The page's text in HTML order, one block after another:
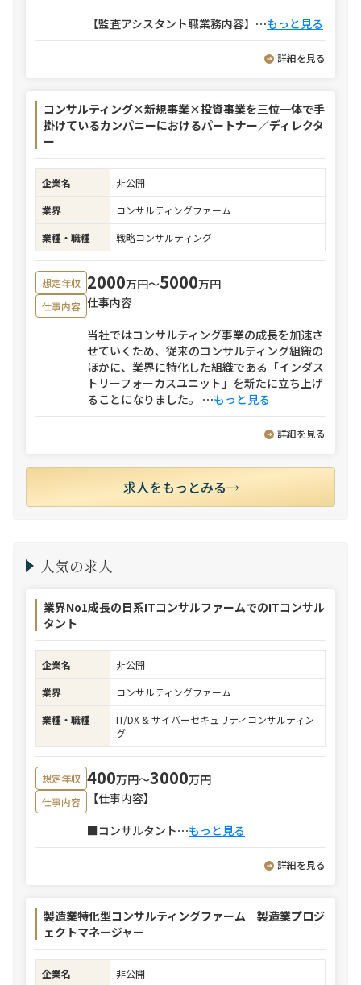
【監査アシスタント職業務内容】 ⋯もっと見る
詳細を見る
コンサルティング×新規事業×投資事業を三位一体で手
掛けているカンパニーにおけるパートナー／ディレクタ
ー
企業名
非公開
業界
コンサルティングファーム
業種・職種
戦略コンサルティング
想定年収 2000万円〜5000万円
仕事内容 仕事内容
当社ではコンサルティング事業の成長を加速さ
せていくため、従来のコンサルティング組織の
ほかに、業界に特化した組織である「インダス
トリーフォーカスユニット」を新たに立ち上げ
ることになりました。 ⋯もっと見る
詳細を見る
求人をもっとみる
人気の求人
業界No1成長の日系ITコンサルファームでのITコンサル
タント
企業名
非公開
業界
コンサルティングファーム
業種・職種
IT/DX & サイバーセキュリティコンサルティン
グ
想定年収 400万円〜3000万円
仕事内容
【仕事内容】
■コンサルタント⋯もっと見る
詳細を見る
製造業特化型コンサルティングファーム 製造業プロジ
ェクトマネージャー
企業名 非公開